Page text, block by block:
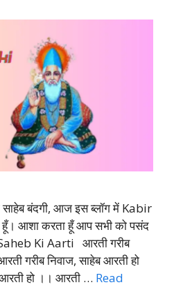
साहेब बंदगी, आज इस ब्लॉग में Kabir
आशा करता हूँ आप सभी को पसंद
Ki Aarti आरती गरीब
गरीब निवाज, साहेब आरती हो
हो ।। आरती … Read